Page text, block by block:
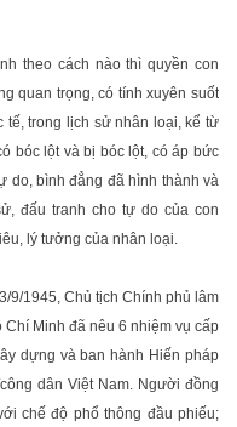
theo cách nào thì quyền con
quan trọng, có tính xuyên suốt
tế, trong lịch sử nhân loại, kể từ
bóc lột và bị bóc lột, có áp bức
do, bình đẳng đã hình thành và
đấu tranh cho tự do của con
lý tưởng của nhân loại.
9/1945, Chủ tịch Chính phủ lâm
Minh đã nêu 6 nhiệm vụ cấp
dựng và ban hành Hiến pháp
dân Việt Nam. Người đồng
chế độ phổ thông đầu phiếu;